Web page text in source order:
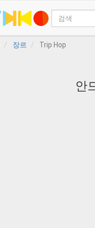
장르 Trip Hop
안